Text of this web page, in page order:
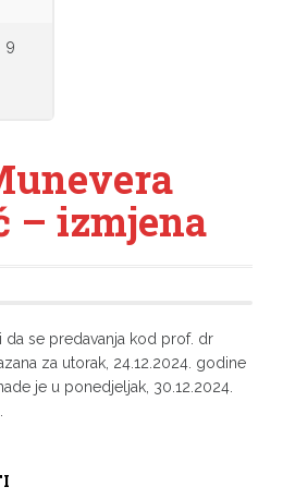
9
– izmjena
da se predavanja kod prof. dr
za utorak, 24.12.2024. godine
je u ponedjeljak, 30.12.2024.